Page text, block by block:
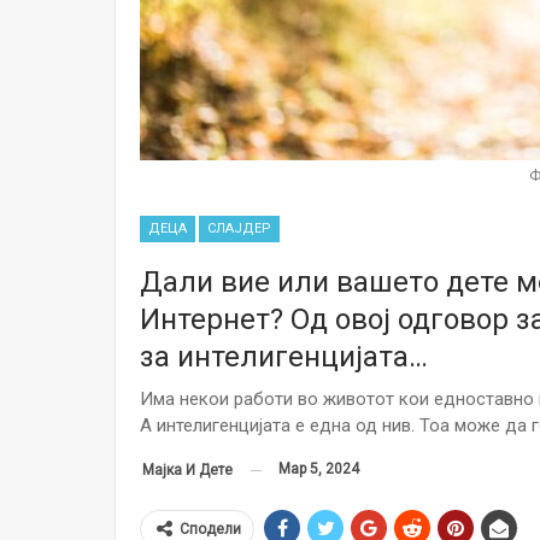
ДЕЦА СЛАЈДЕР
Дали вие или вашето дете
Интернет? Од овој одговор
за интелигенцијата…
Има некои работи во животот кои
А интелигенцијата е една од нив. Тоа може да
Мајка И Дете Мар 5, 2024
Сподели